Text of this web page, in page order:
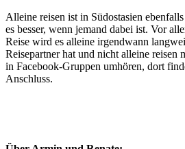
Alleine reisen ist in Südostasien
es besser, wenn jemand dabei ist. Vor
Reise wird es alleine irgendwann
Reisepartner hat und nicht alleine reisen
in Facebook-Gruppen umhören, dort
Anschluss.